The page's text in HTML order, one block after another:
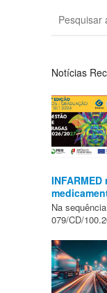
Notícias
Na
079/CD/